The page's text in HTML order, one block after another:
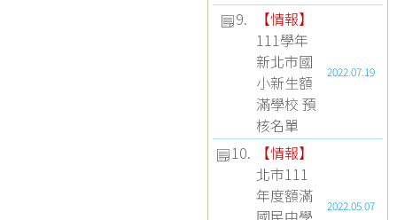
9.
【情報】
111學年
新北市國
小新生額
滿學校 預
核名單
2022.07.19
10. 【情報】
北市111
年度額滿
2022.05.07